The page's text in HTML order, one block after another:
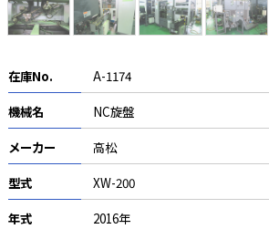
在庫No.
A-1174
機械名
NC旋盤
メーカー
高松
型式
XW-200
年式
2016年